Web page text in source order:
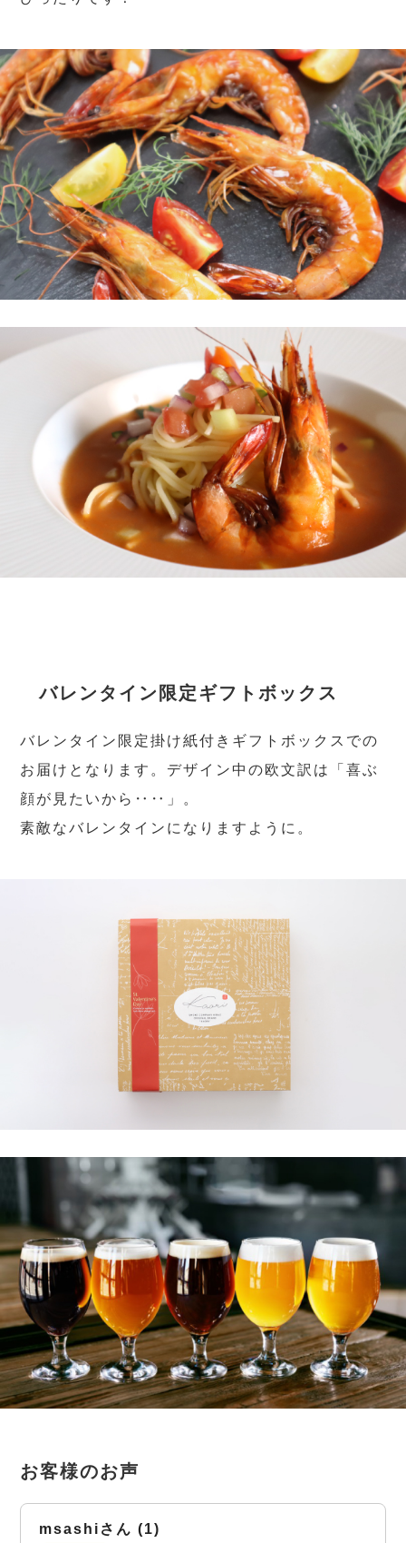
バレンタイン限定ギフトボックス
バレンタイン限定掛け紙付きギフトボックスでの
お届けとなります。デザイン中の欧文訳は「喜ぶ
顔が見たいから‥‥」。
素敵なバレンタインになりますように。
msashi 1